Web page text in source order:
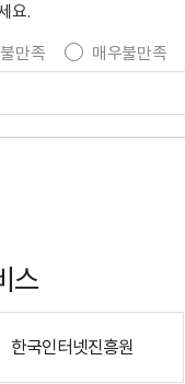
요.
불만족
매우불만족
스
한국인터넷진흥원